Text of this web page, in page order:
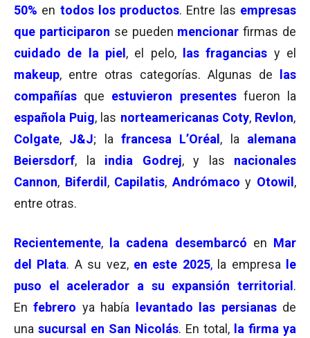
50% en todos los productos. Entre las empresas
que participaron se pueden mencionar firmas de
cuidado de la piel , el pelo, las fragancias y el
makeup, entre otras categorías. Algunas de las
compañías que estuvieron presentes fueron la
española Puig, las norteamericanas Coty, Revlon,
Colgate, J&J; la francesa L’Oréal , la alemana
Beiersdorf, la india Godrej, y las nacionales
Cannon, Biferdil , Capilatis, Andrómacoy Otowil ,
entre otras.
Recientemente, la cadena desembarcó en Mar
del Plata. A su vez, en este 2025,la empresa le
puso el acelerador a su expansión territorial .
Enfebrero ya había levantado las persianas de
una sucursal en San Nicolás. En total, la firma ya